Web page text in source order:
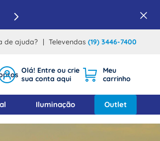
de ajuda? Televendas (19) 3446-7400
Iluminação Outlet